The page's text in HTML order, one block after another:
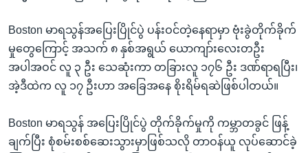
Boston မာရသွန်အပြေးပြိုင်ပွဲ ပန်းဝင်တဲ့နေရာမှာ ဗုံးခွဲတိုက်ခိုက်
မှုတွေကြောင့် အသက် ၈ နှစ်အရွယ် ယောကျာ်းလေးတဦး
အပါအဝင် လူ ၃ ဦး သေဆုံးကာ တခြားလူ ၁၇၆ ဦး ဒဏ်ရာရပြီး၊
အဲ့ဒီထဲက လူ ၁၇ ဦးဟာ အခြေအနေ စိုးရိမ်ရဆဲဖြစ်ပါတယ်။
Boston မာရသွန် အပြေးပြိုင်ပွဲ တိုက်ခိုက်မှုကို ကမ္ဘာတခွင် ဖြန့်
ချက်ပြီး စုံစမ်းစစ်ဆေးသွားမှာဖြစ်သလို တာဝန်ယူ လုပ်ဆောင်ခဲ့